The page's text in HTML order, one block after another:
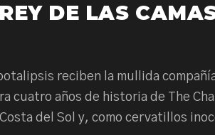
DE LAS
reciben la mullida
cuatro años de historia de The
del Sol y, como cervatillos